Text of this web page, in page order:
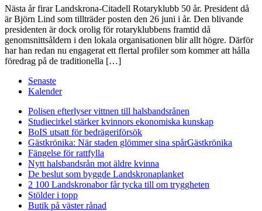
Nästa år firar Landskrona-Citadell Rotaryklubb 50 år. President då
är Björn Lind som tillträder posten den 26 juni i år. Den blivande
presidenten är dock orolig för rotaryklubbens framtid då
genomsnittsåldern i den lokala organisationen blir allt högre. Därför
har han redan nu engagerat ett flertal profiler som kommer att hålla
föredrag på de traditionella […]
Senaste
Kalender
Polisen efterlyser vittnen till halsbandsrånen
Studiecirkel stärker kvinnors ekonomiska kunskap
BoIS utsatt för bedrägeriförsök
Gästkrönika: När staden glömmer sina spårGästkrönika
Fängelse för rattfylla
Nytt halsbandsrån mot äldre kvinna
De beslut som byggde Landskronaplanket
2 100 Landskronabor får tycka till om tryggheten
Stölder i topp
Butik på väster rånad